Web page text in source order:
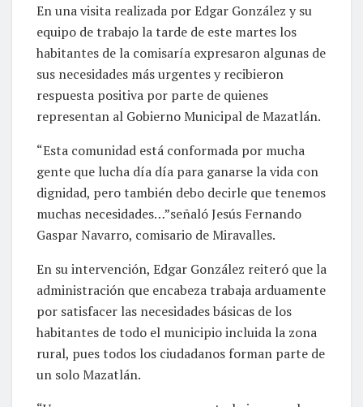
En una visita realizada por Edgar González y su
equipo de trabajo la tarde de este martes los
habitantes de la comisaría expresaron algunas de
sus necesidades más urgentes y recibieron
respuesta positiva por parte de quienes
representan al Gobierno Municipal de Mazatlán.
“Esta comunidad está conformada por mucha
gente que lucha día día para ganarse la vida con
dignidad, pero también debo decirle que tenemos
muchas necesidades…”señaló Jesús Fernando
Gaspar Navarro, comisario de Miravalles.
En su intervención, Edgar González reiteró que la
administración que encabeza trabaja arduamente
por satisfacer las necesidades básicas de los
habitantes de todo el municipio incluida la zona
rural, pues todos los ciudadanos forman parte de
un solo Mazatlán.